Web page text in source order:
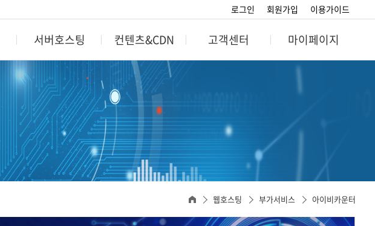
로그인 회원가입 이용가이드
서버호스팅 컨텐츠&CDN 고객센터 마이페이지
팅
탈서버
이션
컨텐츠&CDN
캐시서비스
컨텐츠 인증
VOD 스트리밍
고객센터
공지사항
자주묻는질문
문의게시판
포인트정보
결제관리 및 확인
웹호스팅 부가서비스 아이비카운터